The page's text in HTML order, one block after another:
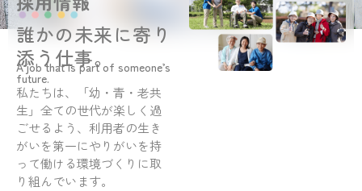
誰かの未来に寄り
添う仕事。
A job that is part of someone’s
future.
私たちは、「幼・青・老共
生」全ての世代が楽しく過
ごせるよう、利用者の生き
がいを第一にやりがいを持
って働ける環境づくりに取
り組んでいます。